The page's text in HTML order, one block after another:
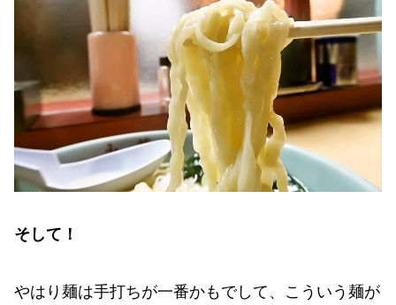
そして！
やはり麺は手打ちが一番かもでして、こういう麺が